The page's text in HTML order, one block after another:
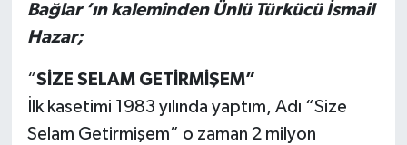
Bağlar ’ın kaleminden Ünlü Türkücü İsmail
Hazar;
“SİZE SELAM GETİRMİŞEM”
İlk kasetimi 1983 yılında yaptım, Adı “Size
Selam Getirmişem” o zaman 2 milyon